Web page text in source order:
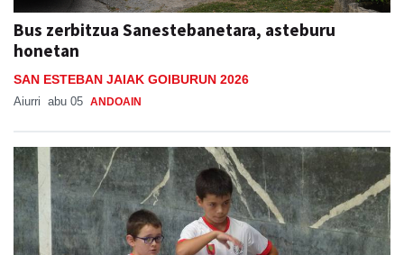
Bus zerbitzua Sanestebanetara, asteburu
honetan
SAN ESTEBAN JAIAK GOIBURUN 2026
Aiurri abu 05 ANDOAIN